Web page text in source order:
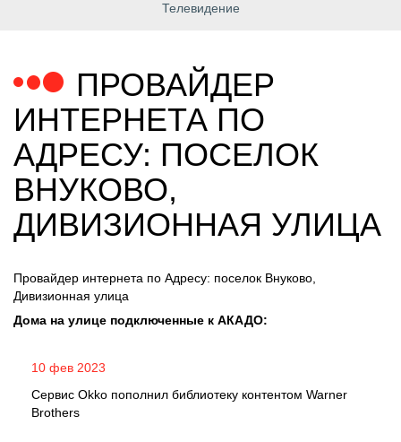
Телевидение
ПРОВАЙДЕР
ИНТЕРНЕТА ПО
АДРЕСУ: ПОСЕЛОК
ВНУКОВО,
ДИВИЗИОННАЯ УЛИЦА
Провайдер интернета по Адресу: поселок Внуково,
Дивизионная улица
Дома на улице подключенные к АКАДО:
10 фев 2023
Сервис Okko пополнил библиотеку контентом Warner
Brothers